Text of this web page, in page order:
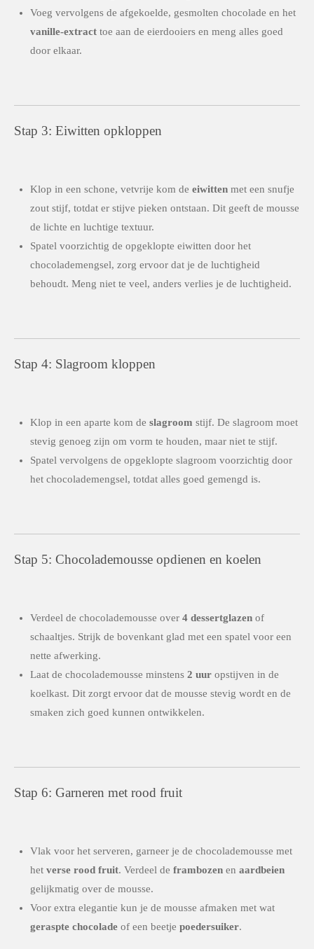
Voeg vervolgens de afgekoelde, gesmolten chocolade en het
vanille-extracttoe aan de eierdooiers en meng alles goed
door elkaar.
Stap 3: Eiwitten opkloppen
Klop in een schone, vetvrije kom de eiwittenmet een snufje
zout stijf, totdat er stijve pieken ontstaan. Dit geeft de mousse
de lichte en luchtige textuur.
Spatel voorzichtig de opgeklopte eiwitten door het
chocolademengsel, zorg ervoor dat je de luchtigheid
behoudt. Meng niet te veel, anders verlies je de luchtigheid.
Stap 4: Slagroom kloppen
Klop in een aparte kom de slagroom stijf. De slagroom moet
stevig genoeg zijn om vorm te houden, maar niet te stijf.
Spatel vervolgens de opgeklopte slagroom voorzichtig door
het chocolademengsel, totdat alles goed gemengd is.
Stap 5: Chocolademousse opdienen en koelen
Verdeel de chocolademousse over 4 dessertglazenof
schaaltjes. Strijk de bovenkant glad met een spatel voor een
nette afwerking.
Laat de chocolademousse minstens 2 uuropstijven in de
koelkast. Dit zorgt ervoor dat de mousse stevig wordt en de
smaken zich goed kunnen ontwikkelen.
Stap 6: Garneren met rood fruit
Vlak voor het serveren, garneer je de chocolademousse met
het verse rood fruit. Verdeel de frambozenen aardbeien
gelijkmatig over de mousse.
Voor extra elegantie kun je de mousse afmaken met wat
geraspte chocoladeof een beetje poedersuiker.